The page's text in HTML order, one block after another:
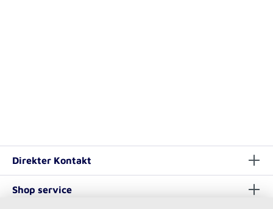
Direkter Kontakt
Shop service